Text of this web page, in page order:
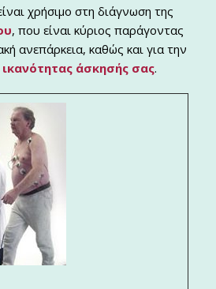
χρήσιμο στη διάγνωση της
, που είναι κύριος παράγοντας
ανεπάρκεια, καθώς και για την
ικανότητας άσκησής σας.